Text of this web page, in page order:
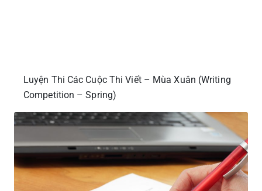
Luyện Thi Các Cuộc Thi Viết – Mùa Xuân (Writing
Competition – Spring)